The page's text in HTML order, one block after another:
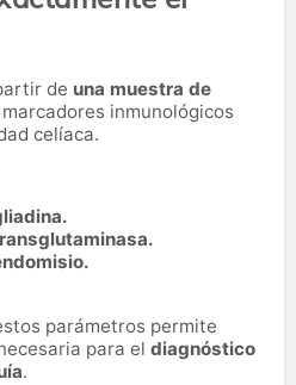
de una muestra de
inmunológicos
celíaca.
parámetros permite
para el diagnóstico
.